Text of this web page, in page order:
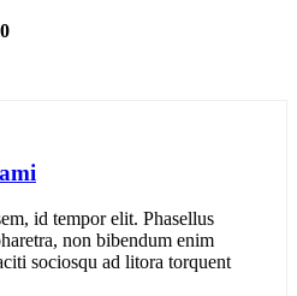
id tempor elit. Phasellus
non bibendum enim
sociosqu ad litora torquent